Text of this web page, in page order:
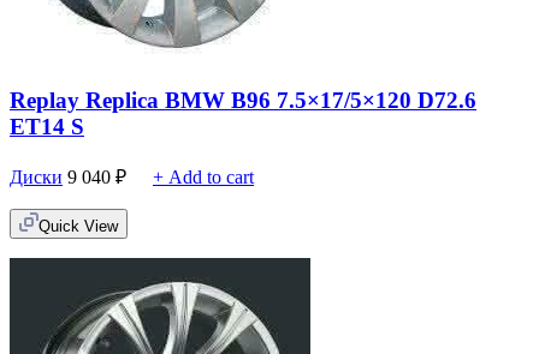
Replay Replica BMW B96 7.5×17/5×120 D72.6
ET14 S
Диски 9 040 ₽ + Add to cart
Quick View